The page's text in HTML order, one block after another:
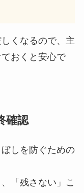
くなるので、主
おくと安心で
確認
しを防ぐための
「残さない」こ